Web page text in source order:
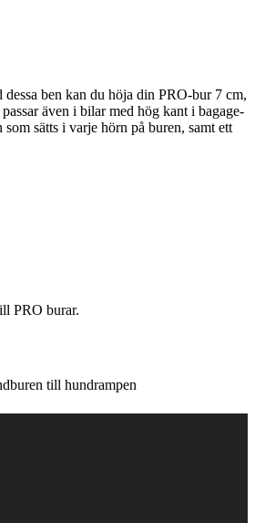
ben kan du höja din PRO-bur 7 cm,
även i bilar med hög kant i bagage-
sätts i varje hörn på buren, samt ett
PRO burar.
till hundrampen